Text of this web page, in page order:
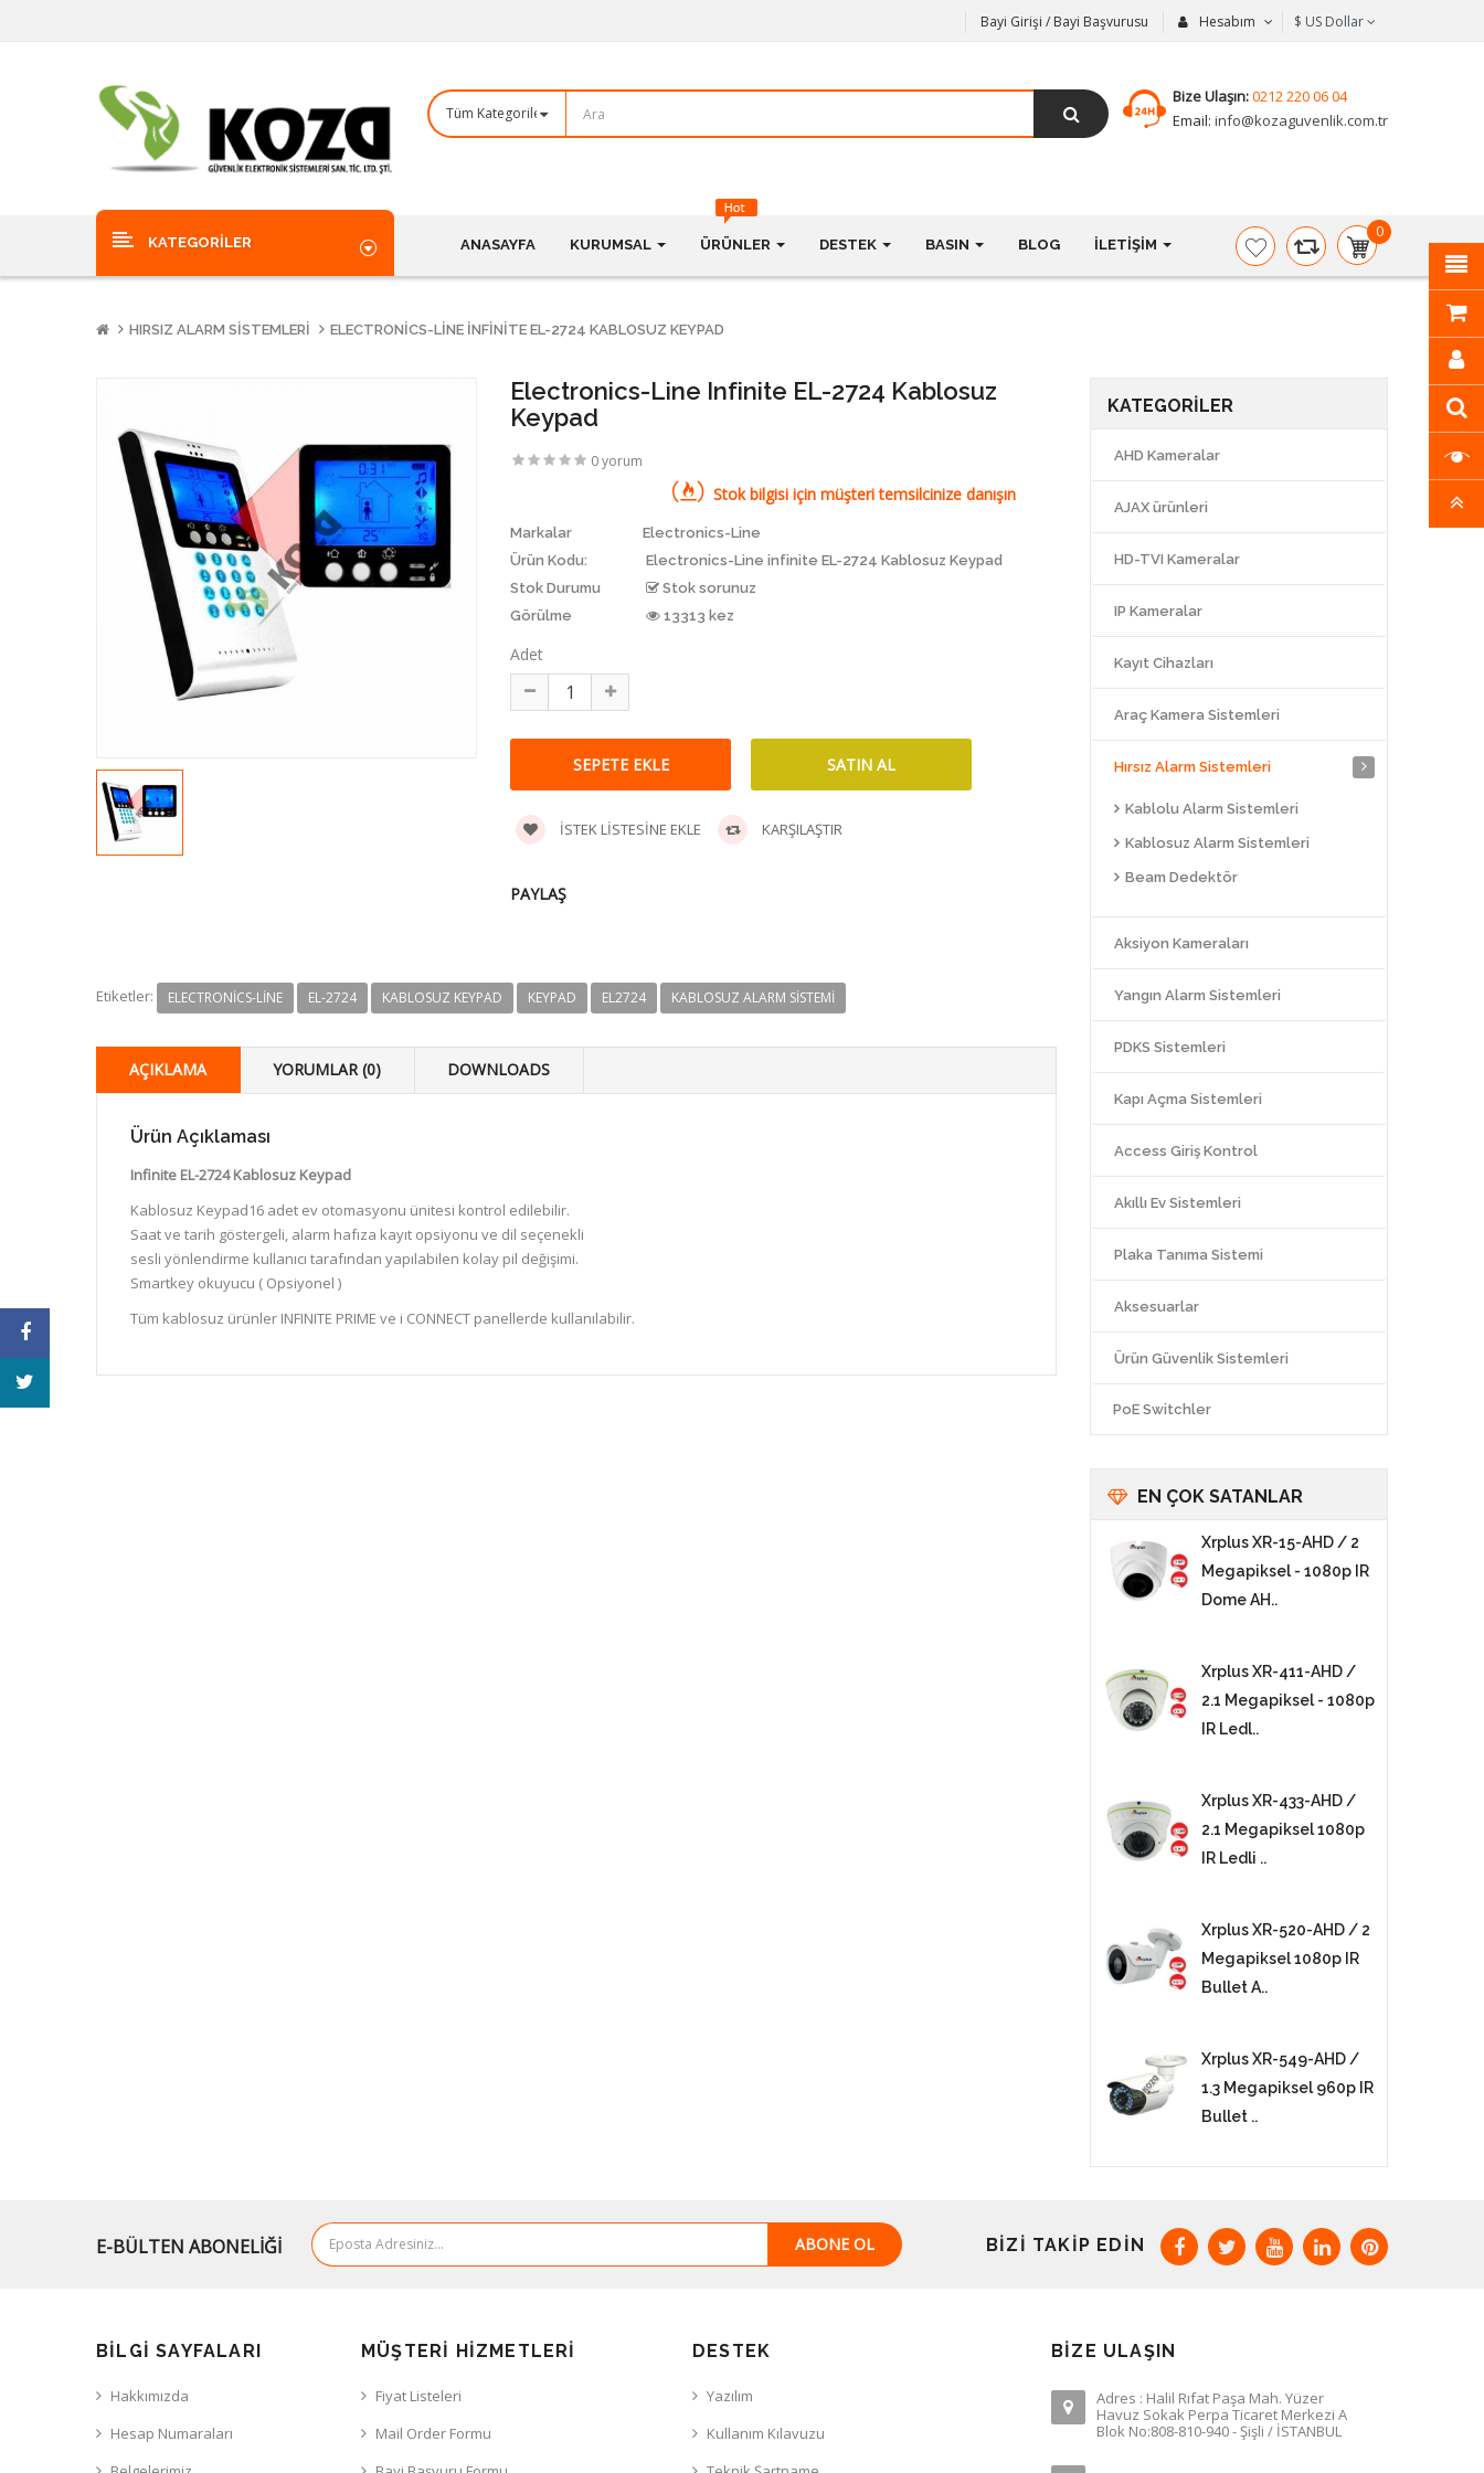
Bayi Girişi / Bayi Başvurusu Hesabım $ US Dollar
Bize Ulaşın:0212 220 06 04
Email: info@kozaguvenlik.com.tr
KATEGORILER ANASAYFA KURUMSAL ÜRÜNLER DESTEK BASIN BLOG İLETIŞIM
0
item(s)
-
HIRSIZ ALARM SISTEMLERI ELECTRONICS-LINE INFINITE EL-2724 KABLOSUZ KEYPAD
Electronics-Line Infinite EL-2724 Kablosuz
Keypad
0 yorum
Stok bilgisi için müşteri temsilcinize danışın
Markalar
Electronics-Line
Ürün Kodu:
Electronics-Line infinite EL-2724 Kablosuz Keypad
Stok Durumu
Stok sorunuz
Görülme
13313 kez
Adet
İSTEK LISTESINE EKLE KARŞILAŞTIR
PAYLAŞ
Etiketler: ELECTRONICS-LINE EL-2724 KABLOSUZ KEYPAD KEYPAD EL2724 KABLOSUZ ALARM SISTEMI
AÇIKLAMA YORUMLAR (0) DOWNLOADS
Ürün Açıklaması
Infinite EL-2724 Kablosuz Keypad
Kablosuz Keypad16 adet ev otomasyonu ünitesi kontrol edilebilir.
Saat ve tarih göstergeli, alarm hafıza kayıt opsiyonu ve dil seçenekli
sesli yönlendirme kullanıcı tarafından yapılabilen kolay pil değişimi.
Smartkey okuyucu ( Opsiyonel )
Tüm kablosuz ürünler INFINITE PRIME ve i CONNECT panellerde kullanılabilir.
KATEGORILER
AHD Kameralar
AJAX ürünleri
HD-TVI Kameralar
IP Kameralar
Kayıt Cihazları
Araç Kamera Sistemleri
Hırsız Alarm Sistemleri
Kablolu Alarm Sistemleri
Kablosuz Alarm Sistemleri
Beam Dedektör
Aksiyon Kameraları
Yangın Alarm Sistemleri
PDKS Sistemleri
Kapı Açma Sistemleri
Access Giriş Kontrol
Akıllı Ev Sistemleri
Plaka Tanıma Sistemi
Aksesuarlar
Ürün Güvenlik Sistemleri
PoE Switchler
EN ÇOK SATANLAR
Xrplus XR-15-AHD / 2
Megapiksel - 1080p IR
Dome AH..
Xrplus XR-411-AHD /
2.1 Megapiksel - 1080p
IR Ledl..
Xrplus XR-433-AHD /
2.1 Megapiksel 1080p
IR Ledli ..
Xrplus XR-520-AHD / 2
Megapiksel 1080p IR
Bullet A..
Xrplus XR-549-AHD /
1.3 Megapiksel 960p IR
Bullet ..
E-BÜLTEN ABONELİĞİ ABONE OL BIZI TAKIP EDIN
BILGI SAYFALARI
Hakkımızda
Hesap Numaraları
MÜŞTERI HIZMETLERI
Fiyat Listeleri
Mail Order Formu
DESTEK
Yazılım
Kullanım Kılavuzu
BIZE ULAŞIN
Adres : Halil Rıfat Paşa Mah. Yüzer
Havuz Sokak Perpa Ticaret Merkezi A
Blok No:808-810-940 - Şişli / İSTANBUL